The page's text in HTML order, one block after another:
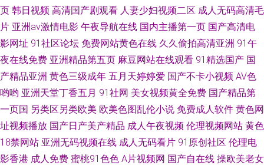
物视频在线 女生小说网址 中日国产 九一巨炮 亚洲日韩免费在线观看
页 韩日视频 高清国产剧观看 人妻少妇视频二区 成人无码高清毛
片 亚洲av激情电影 午夜导航在线 国内主播第一页 国产高清电
影网址 91社区论坛 免费网站黄色在线 久久偷拍高清亚洲 91午
夜在线免费 亚洲精品第五页 麻豆网站在线观看 91精选国产 国
产精品亚洲 黄色三级成年 五月天婷婷爱 国产不卡小视频 AV色
哟哟 亚洲天堂丁香五月 91社网 美女视频黄全免费 国产精品第
一页国 另类区另类欧美 欧美色图乱伦小说 免费成人软件 黄色网
址视频播放 国产日产美产精品 成人午夜视频 伦理视频网站 黄色
18禁网站 亚洲无码视频在线 成人无码看片 91原创社区 伦理电
影香港 成人免费 蜜桃91色色 A片视频网 国产自在线 操欧美老女